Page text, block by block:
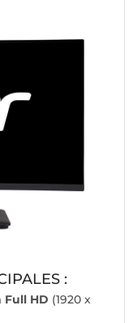
:
Full HD (1920 x